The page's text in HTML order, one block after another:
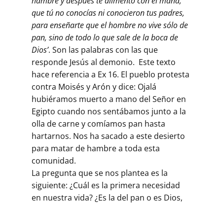
que tú no conocías ni conocieron tus padres,
para enseñarte que el hombre no vive sólo de
pan, sino de todo lo que sale de la boca de
Dios’. Son las palabras con las que
responde Jesús al demonio. Este texto
hace referencia a Ex 16. El pueblo protesta
contra Moisés y Arón y dice: Ojalá
hubiéramos muerto a mano del Señor en
Egipto cuando nos sentábamos junto a la
olla de carne y comíamos pan hasta
hartarnos. Nos ha sacado a este desierto
para matar de hambre a toda esta
comunidad.
La pregunta que se nos plantea es la
siguiente: ¿Cuál es la primera necesidad
en nuestra vida? ¿Es la del pan o es Dios,